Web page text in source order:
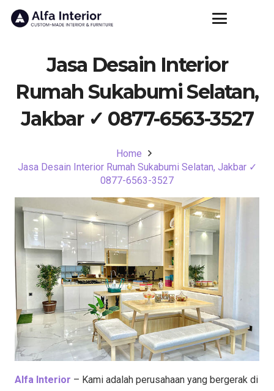
Jasa Desain Interior
Rumah Sukabumi Selatan,
Jakbar ✓ 0877-6563-3527
Home
Jasa Desain Interior Rumah Sukabumi Selatan, Jakbar ✓
0877-6563-3527
Alfa Interior – Kami adalah perusahaan yang bergerak di